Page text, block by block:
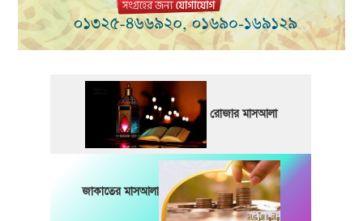
রোজার মাসআলা
জাকাতের মাসআলা